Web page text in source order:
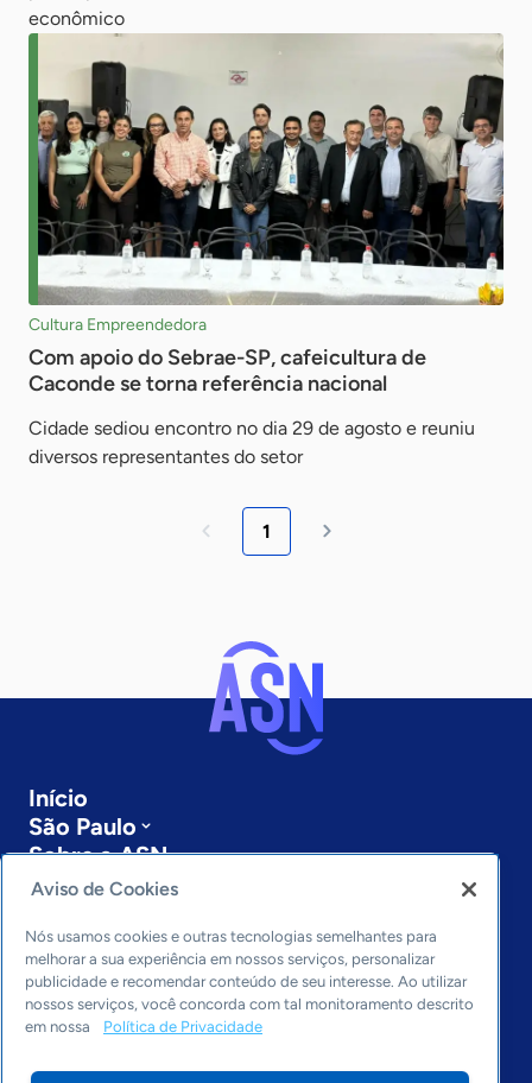
econômico
Cultura Empreendedora
Com apoio do Sebrae-SP, cafeicultura de
Caconde se torna referência nacional
Cidade sediou encontro no dia 29 de agosto e reuniu
diversos representantes do setor
1
Início
São Paulo
Sobre a ASN
Últimas notícias
Editorias
Economia & Política
Inovação & Tecnologia
Dados
Aviso de Cookies
Nós usamos cookies e outras tecnologias semelhantes para
melhorar a sua experiência em nossos serviços, personalizar
publicidade e recomendar conteúdo de seu interesse. Ao utilizar
nossos serviços, você concorda com tal monitoramento descrito
em nossa
Política de Privacidade